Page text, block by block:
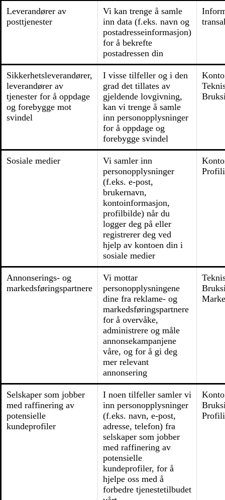
Leverandører av
posttjenester
Vi kan trenge å samle
inn data (f.eks. navn og
postadresseinformasjon)
for å bekrefte
postadressen din
Sikkerhetsleverandører,
leverandører av
tjenester for å oppdage
og forebygge mot
svindel
I visse tilfeller og i den
grad det tillates av
gjeldende lovgivning,
kan vi trenge å samle
inn personopplysninger
for å oppdage og
forebygge svindel
Sosiale medier
Vi samler inn
personopplysninger
(f.eks. e-post,
brukernavn,
kontoinformasjon,
profilbilde) når du
logger deg på eller
registrerer deg ved
hjelp av kontoen din i
sosiale medier
Annonserings- og
markedsføringspartnere
Vi mottar
personopplysningene
dine fra reklame- og
markedsføringspartnere
for å overvåke,
administrere og måle
annonsekampanjene
våre, og for å gi deg
mer relevant
annonsering
Selskaper som jobber
med raffinering av
potensielle
kundeprofiler
I noen tilfeller samler vi
inn personopplysninger
(f.eks. navn, e-post,
adresse, telefon) fra
selskaper som jobber
med raffinering av
potensielle
kundeprofiler, for å
hjelpe oss med å
forbedre tjenestetilbudet